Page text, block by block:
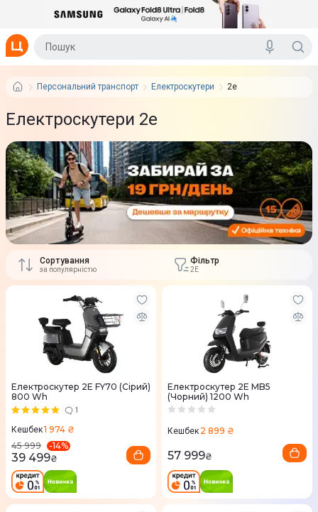
Персональний транспорт Електроскутери 2e
Електроскутери 2e
Сортування
за популярністю
Фільтр
2E
Електроскутер 2E FY70 (Сірий)
800 Wh
1
Кешбек1 974 ₴
45 999
-14%
39 499₴
Електроскутер 2E MB5
(Чорний) 1200 Wh
Кешбек 2 899 ₴
57 999₴